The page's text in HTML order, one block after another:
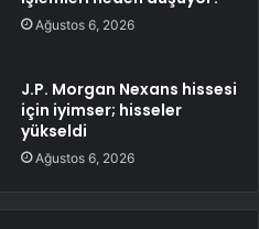
Ağustos 6, 2026
J.P. Morgan Nexans hissesi
için iyimser; hisseler
yükseldi
Ağustos 6, 2026